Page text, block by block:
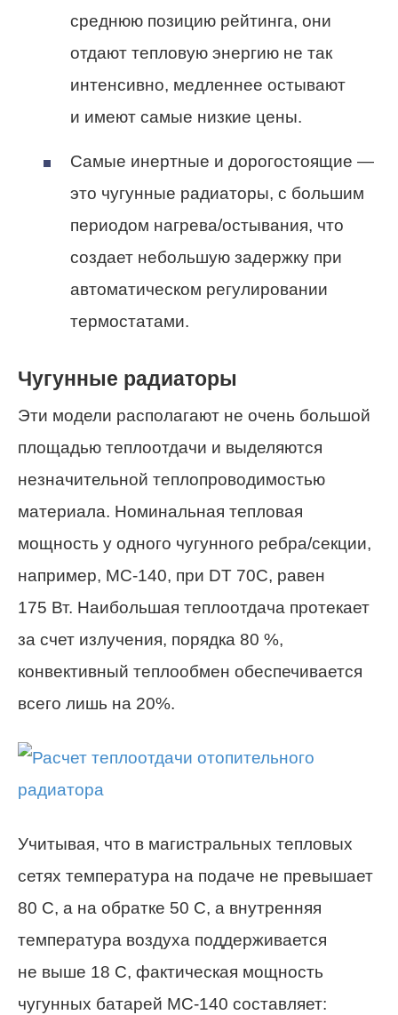
среднюю позицию рейтинга, они
отдают тепловую энергию не так
интенсивно, медленнее остывают
и имеют самые низкие цены.
Самые инертные и дорогостоящие —
это чугунные радиаторы, с большим
периодом нагрева/остывания, что
создает небольшую задержку при
автоматическом регулировании
термостатами.
Чугунные радиаторы
Эти модели располагают не очень большой
площадью теплоотдачи и выделяются
незначительной теплопроводимостью
материала. Номинальная тепловая
мощность у одного чугунного ребра/секции,
например, МС-140, при DT 70С, равен
175 Вт. Наибольшая теплоотдача протекает
за счет излучения, порядка 80 %,
конвективный теплообмен обеспечивается
всего лишь на 20%.
Учитывая, что в магистральных тепловых
сетях температура на подаче не превышает
80 С, а на обратке 50 С, а внутренняя
температура воздуха поддерживается
не выше 18 С, фактическая мощность
чугунных батарей МС-140 составляет: